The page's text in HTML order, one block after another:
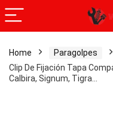
Home Paragolpes
Clip De Fijación Tapa
Calbira, Signum, Tigra…